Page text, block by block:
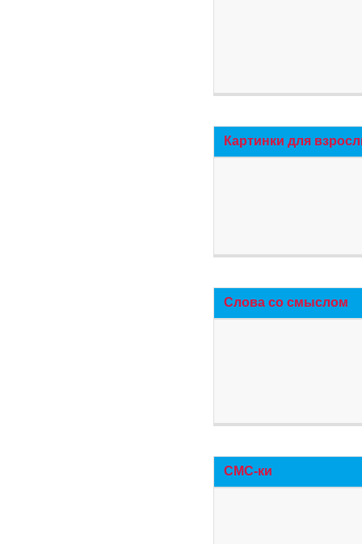
Картинки для
Слова со смыслом
СМС-ки